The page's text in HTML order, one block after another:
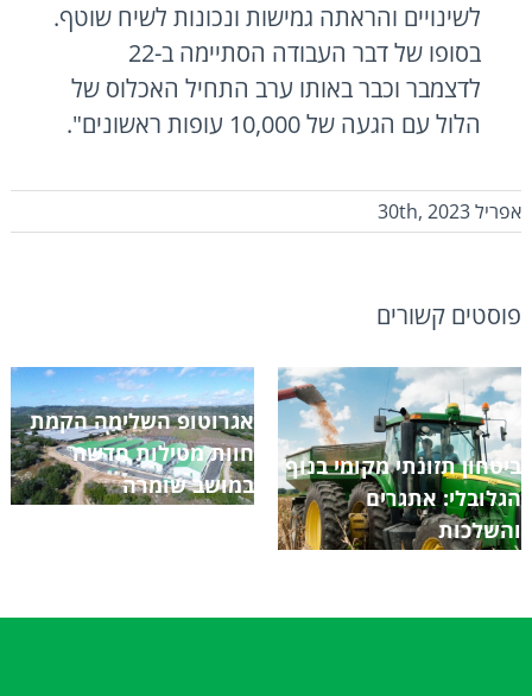
לשינויים והראתה גמישות ונכונות לשיח שוטף.
בסופו של דבר העבודה הסתיימה ב-22
לדצמבר וכבר באותו ערב התחיל האכלוס של
הלול עם הגעה של 10,000 עופות ראשונים".
אפריל 30th, 2023
פוסטים קשורים
ביטחון תזונתי מקומי בנוף
הגלובלי: אתגרים
והשלכות
אגרוטופ השלימה הקמת
חוות מטילות חדשה
במושב שומרה